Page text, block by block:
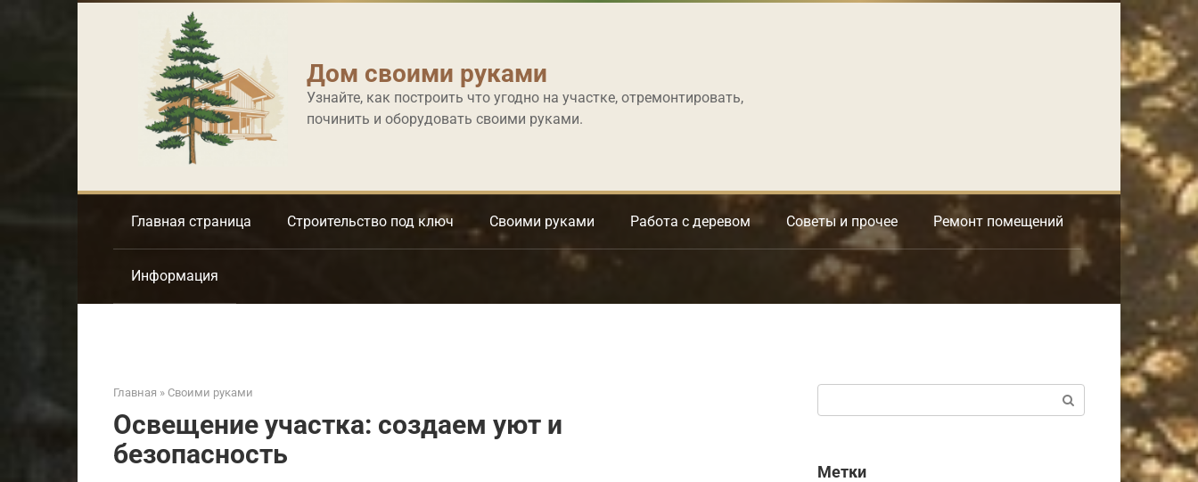
Дом своими руками
Узнайте, как построить что угодно на участке, отремонтировать,
починить и оборудовать своими руками.
Главная страница Строительство под ключ Своими руками Работа с деревом Советы и прочее Ремонт помещений
Информация
Главная » Своими руками
Освещение участка: создаем уют и
безопасность
Метки